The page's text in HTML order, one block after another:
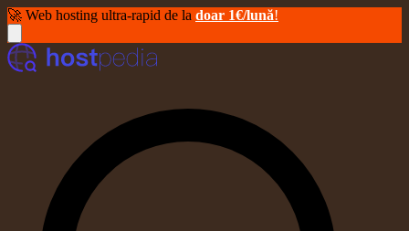
🚀 Web hosting ultra-rapid de la doar 1€/lună!